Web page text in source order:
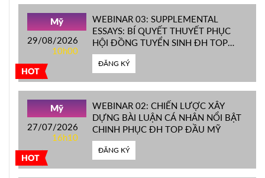
HOT
Mỹ
29/08/2026
10h00
WEBINAR 03: SUPPLEMENTAL
ESSAYS: BÍ QUYẾT THUYẾT PHỤC
HỘI ĐỒNG TUYỂN SINH ĐH TOP
ĐẦU MỸ
ĐĂNG KÝ
HOT
Mỹ
27/07/2026
16h10
WEBINAR 02: CHIẾN LƯỢC XÂY
DỰNG BÀI LUẬN CÁ NHÂN NỔI BẬT
CHINH PHỤC ĐH TOP ĐẦU MỸ
ĐĂNG KÝ